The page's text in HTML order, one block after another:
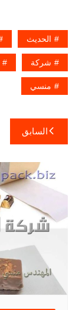
الحديث
شركة
منسي
تصفّح
المقالات
السابق